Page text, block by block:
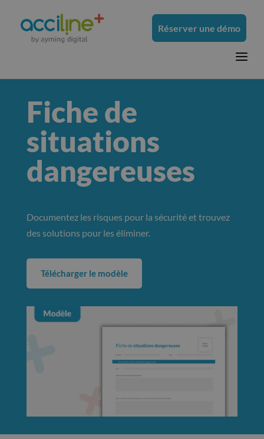
Réserver une démo
a
Fiche de
situations
dangereuses
Documentez les risques pour la sécurité et trouvez
des solutions pour les éliminer.
Télécharger le modèle